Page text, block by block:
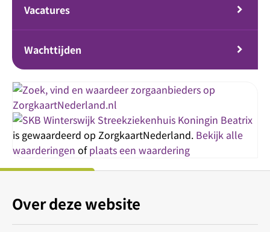
Vacatures
Wachttijden
Streekziekenhuis Koningin Beatrix
is gewaardeerd op ZorgkaartNederland. Bekijk alle
waarderingen ofplaats een waardering
Over deze website